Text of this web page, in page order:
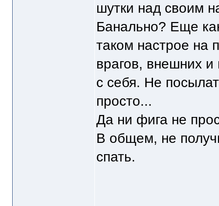
шутки над своим
Банально? Еще
таком настрое на
врагов, внешних и
с себя. Не
просто...
Да ни фига не
В общем, не
спать.